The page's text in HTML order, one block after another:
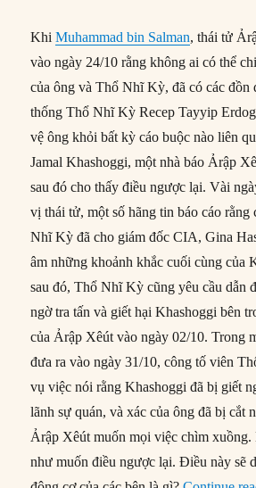
KhiMuhammad bin Salman, thái tử
vào ngày 24/10 rằng không ai có thể
của ông và Thổ Nhĩ Kỳ, đã có các đồn
thống Thổ Nhĩ Kỳ Recep Tayyip
vệ ông khỏi bất kỳ cáo buộc nào liên
Jamal Khashoggi, một nhà báo Ảrập
sau đó cho thấy điều ngược lại. Vài
vị thái tử, một số hãng tin báo cáo rằng
Nhĩ Kỳ đã cho giám đốc CIA, Gina
âm những khoảnh khắc cuối cùng của
sau đó, Thổ Nhĩ Kỳ cũng yêu cầu dẫn
ngờ tra tấn và giết hại Khashoggi bên
của Ảrập Xêút vào ngày 02/10. Trong
đưa ra vào ngày 31/10, công tố viên
vụ việc nói rằng Khashoggi đã bị giết
lãnh sự quán, và xác của ông đã bị cắt
Ảrập Xêút muốn mọi việc chìm xuồng.
như muốn điều ngược lại. Điều này sẽ